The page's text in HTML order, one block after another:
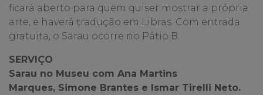
ficará aberto para quem quiser mostrar a própria
arte, e haverá tradução em Libras. Com entrada
gratuita, o Sarau ocorre no Pátio B.
SERVIÇO
Sarau no Museu com Ana Martins
Marques, Simone Brantes e Ismar Tirelli Neto.